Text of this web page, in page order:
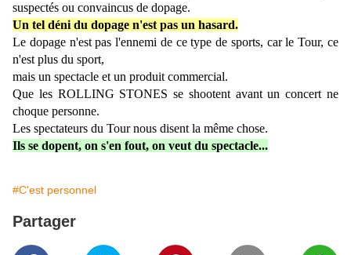
suspectés ou convaincus de dopage.
Un tel déni du dopage n'est pas un hasard.
Le dopage n'est pas l'ennemi de ce type de sports, car le Tour, ce
n'est plus du sport,
mais un spectacle et un produit commercial.
Que les ROLLING STONES se shootent avant un concert ne
choque personne.
Les spectateurs du Tour nous disent la même chose.
Ils se dopent, on s'en fout, on veut du spectacle...
#C'est personnel
Partager